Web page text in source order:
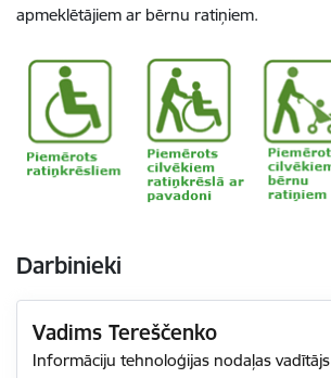
apmeklētājiem ar bērnu ratiņiem.
Darbinieki
Vadims Tereščenko
Informāciju tehnoloģijas nodaļas vadītājs